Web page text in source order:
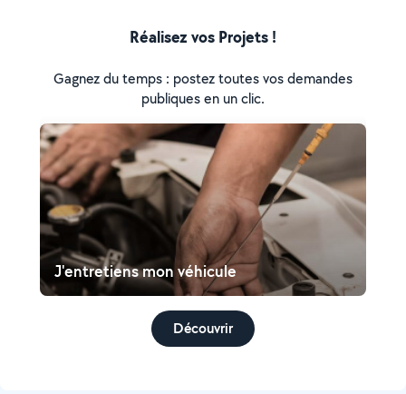
Réalisez vos Projets !
Gagnez du temps : postez toutes vos demandes
publiques en un clic.
J'entretiens mon véhicule
Découvrir